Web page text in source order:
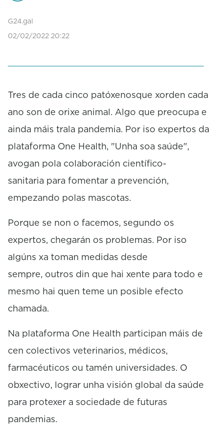
f
0
o
s
G24.gal
02/02/2022 20:22
Tres de cada cinco patóxenosque xorden cada
ano son de orixe animal. Algo que preocupa e
ainda máis trala pandemia. Por iso expertos da
plataforma One Health, "Unha soa saúde",
avogan pola colaboración científico-
sanitaria para fomentar a prevención,
empezando polas mascotas.
Porque se non o facemos, segundo os
expertos, chegarán os problemas. Por iso
algúns xa toman medidas desde
sempre, outros din que hai xente para todo e
mesmo hai quen teme un posible efecto
chamada.
Na plataforma One Health participan máis de
cen colectivos veterinarios, médicos,
farmacéuticos ou tamén universidades. O
obxectivo, lograr unha visión global da saúde
para protexer a sociedade de futuras
pandemias.